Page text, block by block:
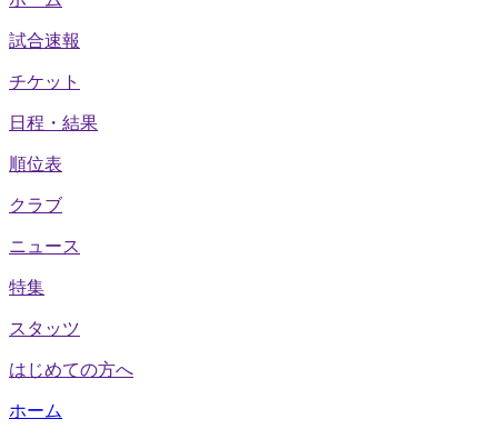
試合速報
チケット
日程・結果
順位表
クラブ
ニュース
特集
スタッツ
はじめての方へ
ホーム